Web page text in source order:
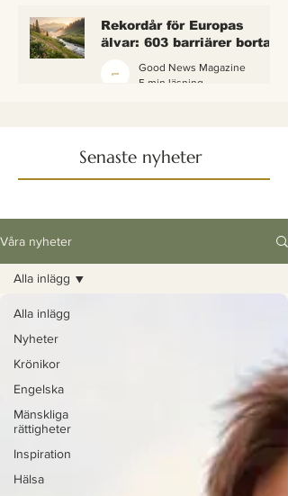
Rekordår för Europas
älvar: 603 barriärer borta
igen
Good News Magazine
5 min läsning
Senaste nyheter
Våra nyheter
Alla inlägg
Nyheter
Krönikor
Engelska
Mänskliga
rättigheter
Inspiration
Hälsa
Alla inlägg